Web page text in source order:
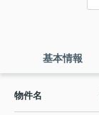
基本情報
物件名